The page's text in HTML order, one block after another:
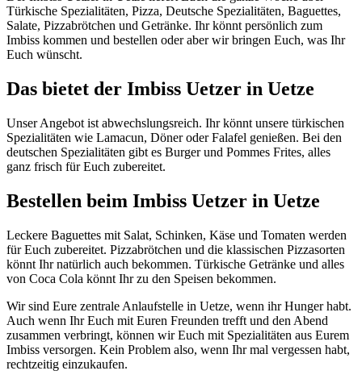
Türkische Spezialitäten, Pizza, Deutsche Spezialitäten, Baguettes,
Salate, Pizzabrötchen und Getränke. Ihr könnt persönlich zum
Imbiss kommen und bestellen oder aber wir bringen Euch, was Ihr
Euch wünscht.
Das bietet der Imbiss Uetzer in Uetze
Unser Angebot ist abwechslungsreich. Ihr könnt unsere türkischen
Spezialitäten wie Lamacun, Döner oder Falafel genießen. Bei den
deutschen Spezialitäten gibt es Burger und Pommes Frites, alles
ganz frisch für Euch zubereitet.
Bestellen beim Imbiss Uetzer in Uetze
Leckere Baguettes mit Salat, Schinken, Käse und Tomaten werden
für Euch zubereitet. Pizzabrötchen und die klassischen Pizzasorten
könnt Ihr natürlich auch bekommen. Türkische Getränke und alles
von Coca Cola könnt Ihr zu den Speisen bekommen.
Wir sind Eure zentrale Anlaufstelle in Uetze, wenn ihr Hunger habt.
Auch wenn Ihr Euch mit Euren Freunden trefft und den Abend
zusammen verbringt, können wir Euch mit Spezialitäten aus Eurem
Imbiss versorgen. Kein Problem also, wenn Ihr mal vergessen habt,
rechtzeitig einzukaufen.